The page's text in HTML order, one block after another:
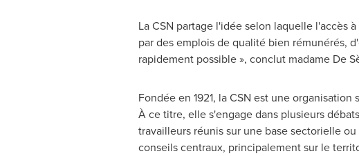
La CSN partage l'idée selon laquelle l'accès
par des emplois de qualité bien rémunérés,
rapidement possible », conclut madame De
Fondée en 1921, la CSN est une
À ce titre, elle s'engage dans plusieurs
travailleurs réunis sur une base sectorielle
conseils centraux, principalement sur le